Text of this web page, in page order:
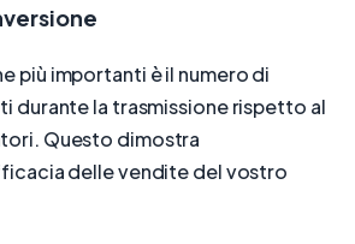
più importanti è il numero di
durante la trasmissione rispetto al
Questo dimostra
delle vendite del vostro